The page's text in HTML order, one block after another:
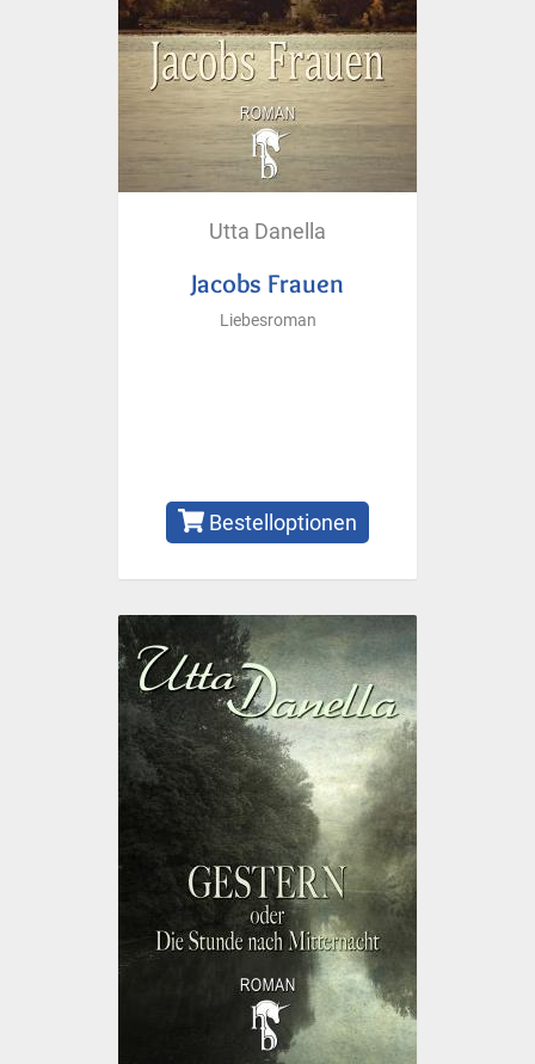
Utta Danella
Jacobs Frauen
Liebesroman
Bestelloptionen